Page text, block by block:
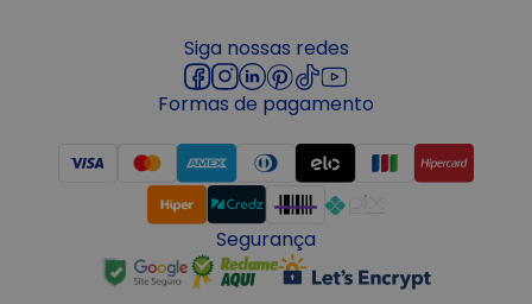
Siga nossas redes
Formas de pagamento
Segurança